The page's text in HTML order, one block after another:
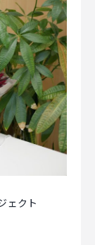
ェクト